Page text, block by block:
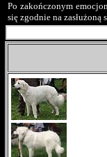
Po zakończonym
się zgodnie na